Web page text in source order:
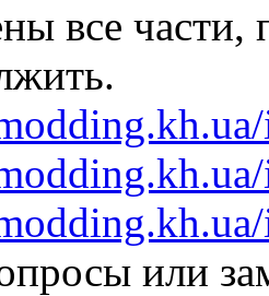
все части,
или